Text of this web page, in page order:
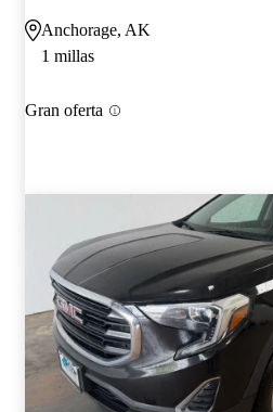
Anchorage, AK
1 millas
Gran oferta